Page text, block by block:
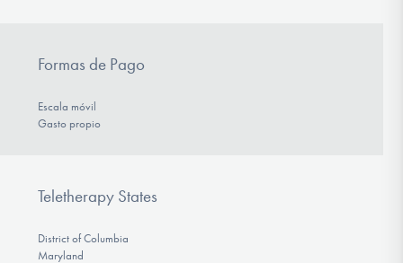
Formas de Pago
Escala móvil
Gasto propio
Teletherapy States
District of Columbia
Maryland